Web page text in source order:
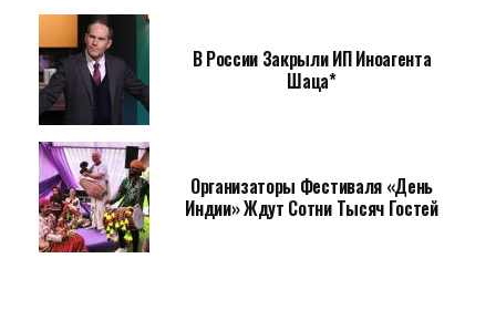
В России Закрыли ИП Иноагента
Шаца*
Организаторы Фестиваля «День
Индии» Ждут Сотни Тысяч Гостей